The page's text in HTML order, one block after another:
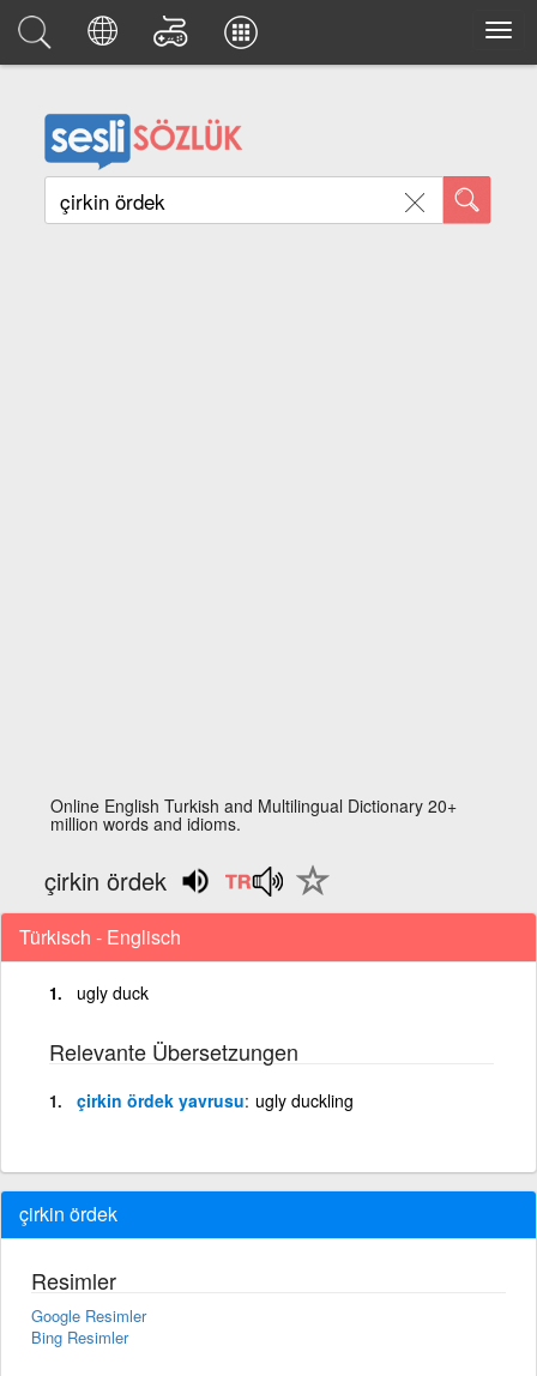
Online English Turkish and Multilingual Dictionary 20+
million words and idioms.
çirkin ördek
Türkisch - Englisch
ugly duck
Relevante Übersetzungen
çirkin ördek yavrusu ugly duckling
çirkin ördek
Resimler
Google Resimler
Bing Resimler